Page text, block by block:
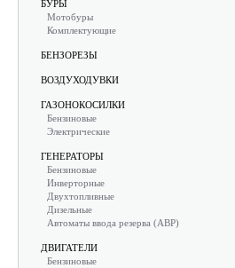
БУРЫ
Мотобуры
Комплектующие
БЕНЗОРЕЗЫ
ВОЗДУХОДУВКИ
ГАЗОНОКОСИЛКИ
Бензиновые
Электрические
ГЕНЕРАТОРЫ
Бензиновые
Инверторные
Двухтопливные
Дизельные
Автоматы ввода резерва (АВР)
ДВИГАТЕЛИ
Бензиновые